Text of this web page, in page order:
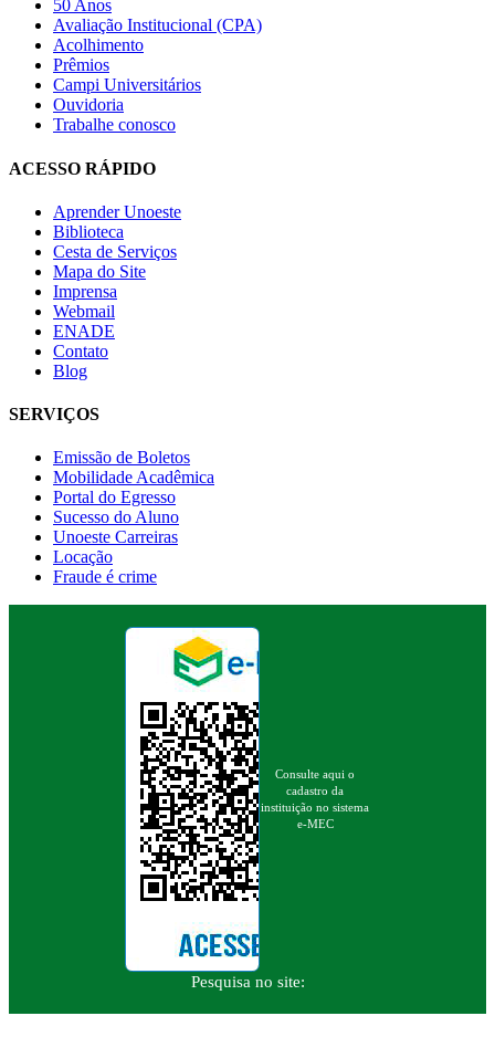
50 Anos
Avaliação Institucional (CPA)
Acolhimento
Prêmios
Campi Universitários
Ouvidoria
Trabalhe conosco
ACESSO RÁPIDO
Aprender Unoeste
Biblioteca
Cesta de Serviços
Mapa do Site
Imprensa
Webmail
ENADE
Contato
Blog
SERVIÇOS
Emissão de Boletos
Mobilidade Acadêmica
Portal do Egresso
Sucesso do Aluno
Unoeste Carreiras
Locação
Fraude é crime
Consulte aqui o
cadastro da
instituição no sistema
e-MEC
Pesquisa no site: